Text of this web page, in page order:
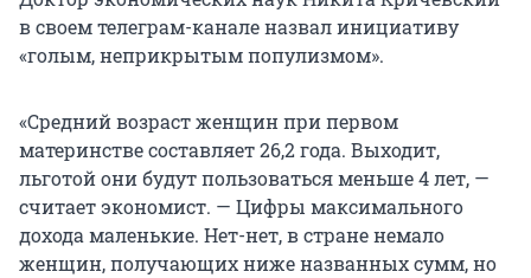
в своем телеграм-канале назвал инициативу
«голым, неприкрытым популизмом».
«Средний возраст женщин при первом
материнстве составляет 26,2 года. Выходит,
льготой они будут пользоваться меньше 4 лет, —
считает экономист. — Цифры максимального
дохода маленькие. Нет-нет, в стране немало
женщин, получающих ниже названных сумм, но